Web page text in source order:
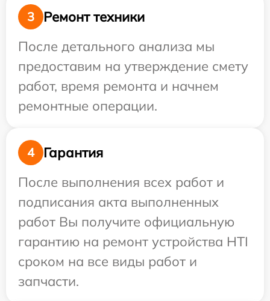
3
Ремонт техники
После детального анализа мы
предоставим на утверждение смету
работ, время ремонта и начнем
ремонтные операции.
4
Гарантия
После выполнения всех работ и
подписания акта выполненных
работ Вы получите официальную
гарантию на ремонт устройства HTI
сроком на все виды работ и
запчасти.